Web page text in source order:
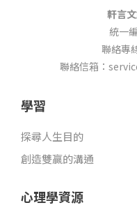
e
b
o
o
k
軒言
統一
聯絡專
聯絡信箱：
學習
探尋人生目的
創造雙贏的溝通
心理學資源